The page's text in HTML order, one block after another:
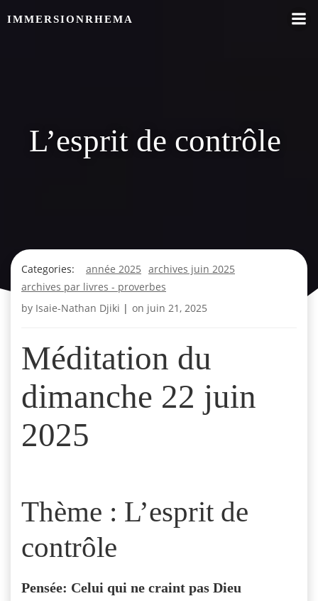
IMMERSIONRHEMA
L’esprit de contrôle
Categories: année 2025 archives juin 2025
archives par livres - proverbes
by Isaie-Nathan Djiki | on juin 21, 2025
Méditation du
dimanche 22 juin
2025
Thème : L’esprit de
contrôle
Pensée: Celui qui ne craint pas Dieu